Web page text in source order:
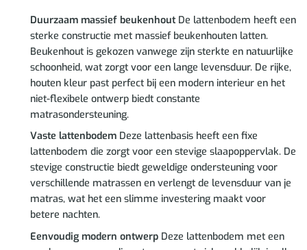
Duurzaam massief beukenhoutDe lattenbodem heeft een
sterke constructie met massief beukenhouten latten.
Beukenhout is gekozen vanwege zijn sterkte en natuurlijke
schoonheid, wat zorgt voor een lange levensduur. De rijke,
houten kleur past perfect bij een modern interieur en het
niet-flexibele ontwerp biedt constante
matrasondersteuning.
Vaste lattenbodemDeze lattenbasis heeft een fixe
lattenbodem die zorgt voor een stevige slaapoppervlak. De
stevige constructie biedt geweldige ondersteuning voor
verschillende matrassen en verlengt de levensduur van je
matras, wat het een slimme investering maakt voor
betere nachten.
Eenvoudig modern ontwerpDeze lattenbodem met een